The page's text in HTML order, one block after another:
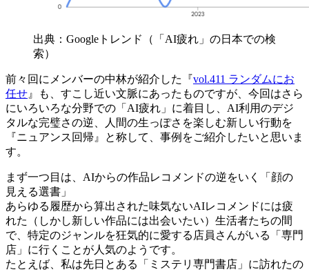
出典：Googleトレンド（「AI疲れ」の日本での検
索）
前々回にメンバーの中林が紹介した『vol.411 ランダムにお
任せ』も、すこし近い文脈にあったものですが、今回はさら
にいろいろな分野での「AI疲れ」に着目し、AI利用のデジ
タルな完璧さの逆、人間の生っぽさを楽しむ新しい行動を
『ニュアンス回帰』と称して、事例をご紹介したいと思いま
す。
まず一つ目は、AIからの作品レコメンドの逆をいく「顔の
見える選書」
あらゆる履歴から算出された味気ないAIレコメンドには疲
れた（しかし新しい作品には出会いたい）生活者たちの間
で、特定のジャンルを狂気的に愛する店員さんがいる「専門
店」に行くことが人気のようです。
たとえば、私は先日とある「ミステリ専門書店」に訪れたの